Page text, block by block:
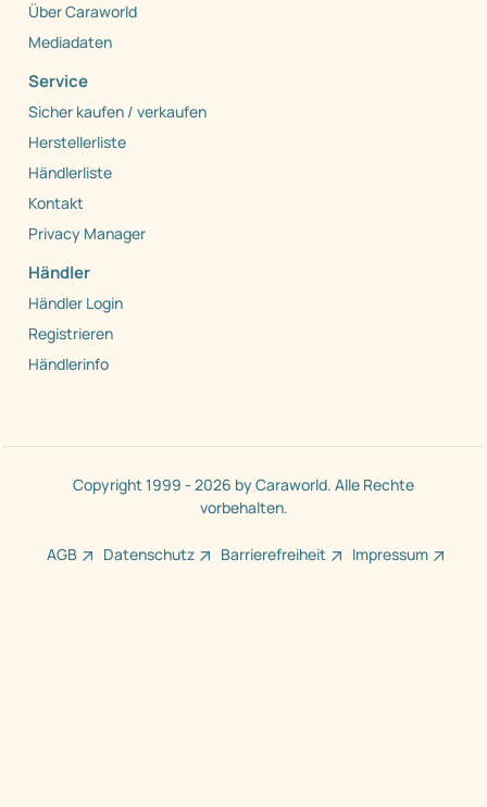
Über Caraworld
Mediadaten
Service
Sicher kaufen / verkaufen
Herstellerliste
Händlerliste
Kontakt
Privacy Manager
Händler
Händler Login
Registrieren
Händlerinfo
Copyright 1999 - 2026 by Caraworld. Alle Rechte
vorbehalten.
AGB Datenschutz Barrierefreiheit Impressum